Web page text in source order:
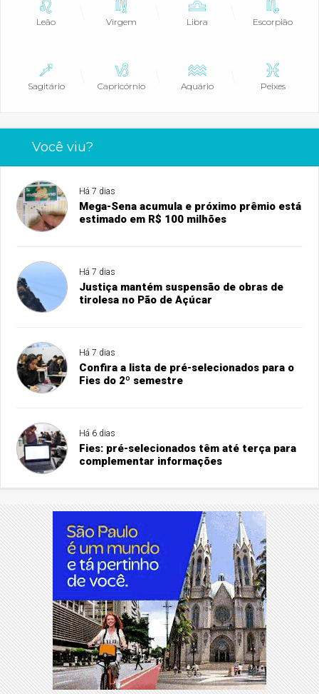
Leão Virgem Libra Escorpião
Sagitário Capricórnio Aquário Peixes
Você viu?
Há 7 dias
Mega-Sena acumula e próximo prêmio está
estimado em R$ 100 milhões
Há 7 dias
Justiça mantém suspensão de obras de
tirolesa no Pão de Açúcar
Há 7 dias
Confira a lista de pré-selecionados para o
Fies do 2º semestre
Há 6 dias
Fies: pré-selecionados têm até terça para
complementar informações